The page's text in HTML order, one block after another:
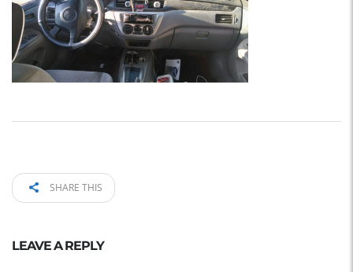
SHARE THIS
LEAVE A REPLY